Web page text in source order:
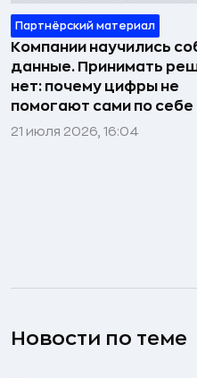
Партнёрский материал
Компании научились
данные. Принимать
нет: почему цифры не
помогают сами по себе
21 июля 2026, 16:04
Новости по теме